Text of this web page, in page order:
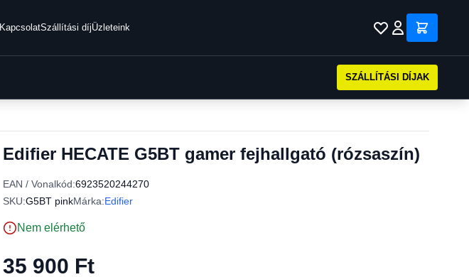
KapcsolatSzállítási díjÜzleteink
SZÁLLÍTÁSI DÍJAK
Edifier HECATE G5BT gamer fejhallgató (rózsaszín)
EAN / Vonalkód:6923520244270
SKU:G5BT pinkMárka:Edifier
Nem elérhető
35 900 Ft